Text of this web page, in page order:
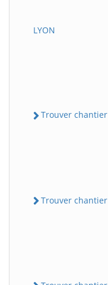
LYON
Trouver chantier
Trouver